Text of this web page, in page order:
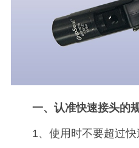
一、认准快速接头的
1、使用时不要超过快